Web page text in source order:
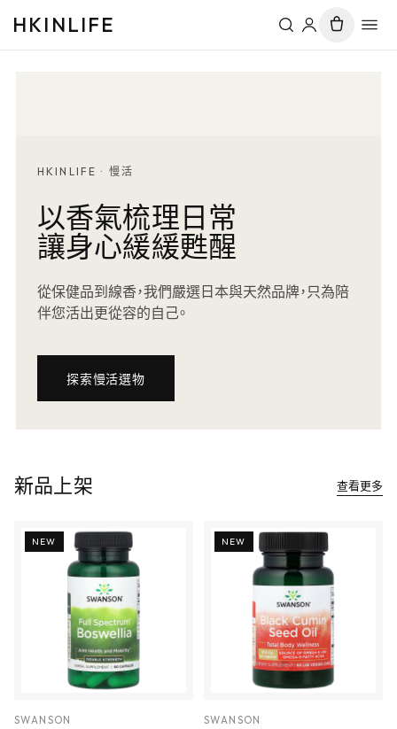
HKINLIFE
HKINLIFE · 慢活
以香氣梳理日常
讓身心緩緩甦醒
從保健品到線香，我們嚴選日本與天然品牌，只為陪
伴您活出更從容的自己。
探索慢活選物
新品上架 查看更多
NEW
SWANSON
NEW
SWANSON